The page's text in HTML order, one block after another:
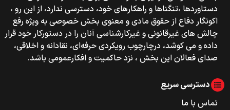
دستاوردها ،تنگناها و راهکارهای خود، دسترسی ندارد، از این رو ،
اکونگار دفاع از حقوق مادی و معنوی بخش خصوصی به ویژه رفع
چالش های غیرقانونی و غیرکارشناسی آنان را در دستورکار خود قرار
داده و می کوشد، درچارچوب رویکردی حرفه‌ای، نقادانه و اخلاقی،
صدای فعالان این بخش ، نزد حاکمیت و افکارعمومی باشد.
دسترسی سریع
تماس با ما